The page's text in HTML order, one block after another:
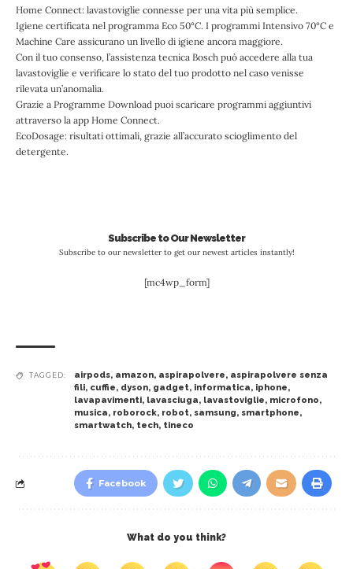
Home Connect: lavastoviglie connesse per una vita più semplice.
Igiene certificata nel programma Eco 50°C. I programmi Intensivo 70°C e
Machine Care assicurano un livello di igiene ancora maggiore.
Con il tuo consenso, l’assistenza tecnica Bosch può accedere alla tua
lavastoviglie e verificare lo stato del tuo prodotto nel caso venisse
rilevata un’anomalia.
Grazie a Programme Download puoi scaricare programmi aggiuntivi
attraverso la app Home Connect.
EcoDosage: risultati ottimali, grazie all’accurato scioglimento del
detergente.
Subscribe to Our Newsletter
Subscribe to our newsletter to get our newest articles instantly!
[mc4wp_form]
TAGGED: airpods, amazon, aspirapolvere, aspirapolvere senza
fili, cuffie, dyson, gadget, informatica, iphone,
lavapavimenti, lavasciuga, lavastoviglie, microfono,
musica, roborock, robot, samsung, smartphone,
smartwatch, tech, tineco
Facebook
What do you think?